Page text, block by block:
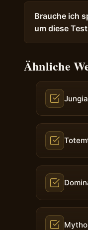
Brauche ich
um diese
Ähnliche